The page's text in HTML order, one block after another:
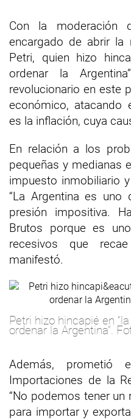
Con la moderación
encargado de abrir la
Petri, quien hizo
ordenar la
revolucionario en este
económico, atacando
es la inflación, cuya
En relación a los
pequeñas y medianas
impuesto inmobiliario
“La Argentina es
presión impositiva.
Brutos porque es
recesivos que
manifestó.
Petri hizo hincapié en
ordenar la Argentina”.
Además, prometió
Importaciones de la
“No podemos tener
para importar y